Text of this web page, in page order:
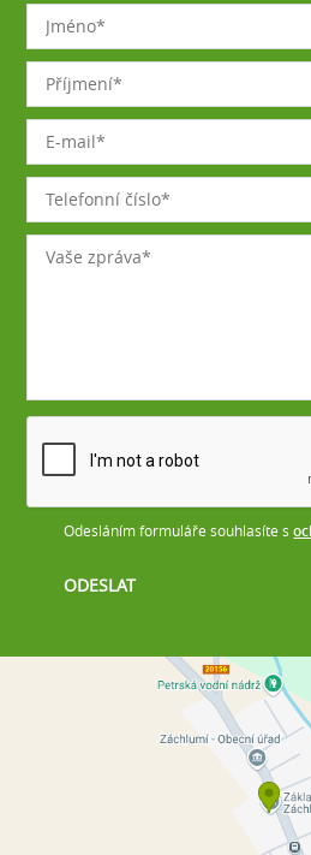
Odesláním formuláře souhlasíte s